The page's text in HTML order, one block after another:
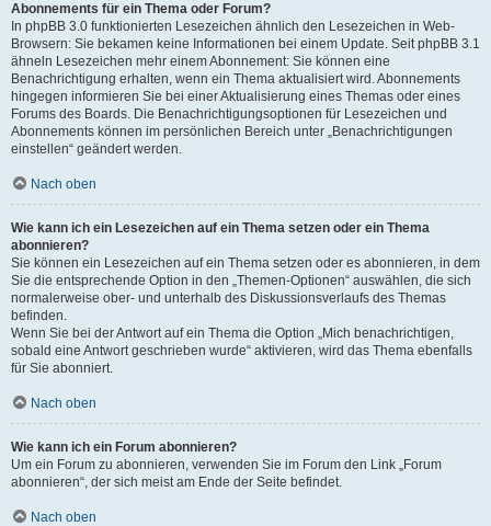
Abonnements für ein Thema oder Forum?
In phpBB 3.0 funktionierten Lesezeichen ähnlich den Lesezeichen in Web-
Browsern: Sie bekamen keine Informationen bei einem Update. Seit phpBB 3.1
ähneln Lesezeichen mehr einem Abonnement: Sie können eine
Benachrichtigung erhalten, wenn ein Thema aktualisiert wird. Abonnements
hingegen informieren Sie bei einer Aktualisierung eines Themas oder eines
Forums des Boards. Die Benachrichtigungsoptionen für Lesezeichen und
Abonnements können im persönlichen Bereich unter „Benachrichtigungen
einstellen“ geändert werden.
Nach oben
Wie kann ich ein Lesezeichen auf ein Thema setzen oder ein Thema
abonnieren?
Sie können ein Lesezeichen auf ein Thema setzen oder es abonnieren, in dem
Sie die entsprechende Option in den „Themen-Optionen“ auswählen, die sich
normalerweise ober- und unterhalb des Diskussionsverlaufs des Themas
befinden.
Wenn Sie bei der Antwort auf ein Thema die Option „Mich benachrichtigen,
sobald eine Antwort geschrieben wurde“ aktivieren, wird das Thema ebenfalls
für Sie abonniert.
Nach oben
Wie kann ich ein Forum abonnieren?
Um ein Forum zu abonnieren, verwenden Sie im Forum den Link „Forum
abonnieren“, der sich meist am Ende der Seite befindet.
Nach oben